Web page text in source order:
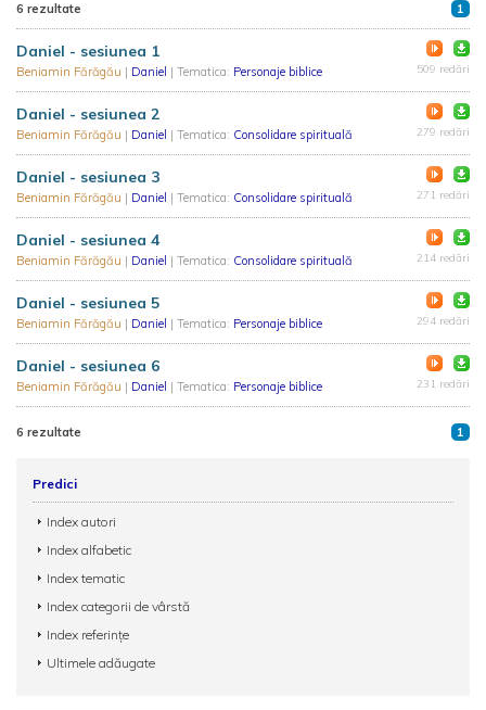
6 rezultate 1
Daniel - sesiunea 1
Beniamin Fărăgău | Daniel | Tematica: Personaje biblice 509 redări
Daniel - sesiunea 2
Beniamin Fărăgău | Daniel | Tematica: Consolidare spirituală 279 redări
Daniel - sesiunea 3
Beniamin Fărăgău | Daniel | Tematica: Consolidare spirituală 271 redări
Daniel - sesiunea 4
Beniamin Fărăgău | Daniel | Tematica: Consolidare spirituală 214 redări
Daniel - sesiunea 5
Beniamin Fărăgău | Daniel | Tematica: Personaje biblice 294 redări
Daniel - sesiunea 6
Beniamin Fărăgău | Daniel | Tematica: Personaje biblice 231 redări
6 rezultate 1
Predici
Index autori
Index alfabetic
Index tematic
Index categorii de vârstă
Index referințe
Ultimele adăugate